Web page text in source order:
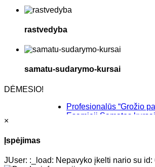
rastvedyba
samatu-sudarymo-kursai
DĖMESIO!
Profesionalūs “Grožio
Esamieji Sąmatos kursai, su
×
Įspėjimas
JUser: :_load: Nepavyko įkelti nario su id: